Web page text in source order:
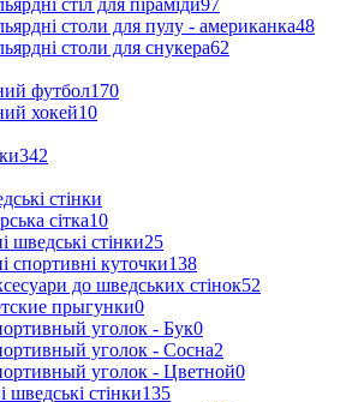
стіл для піраміди97
столи для пулу - американка48
столи для снукера62
футбол170
хокей10
342
стінки
сітка10
шведські стінки25
спортивні куточки138
до шведських стінок52
прыгунки0
уголок - Бук0
уголок - Сосна2
уголок - Цветной0
шведські стінки135